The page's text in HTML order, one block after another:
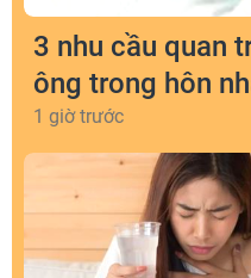
3 nhu cầu quan
ông trong hôn
1 giờ trước